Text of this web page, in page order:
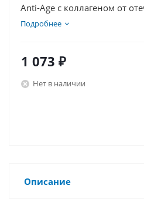
Anti-Age с коллагеном от
Подробнее
1 073 ₽
Нет в наличии
Описание